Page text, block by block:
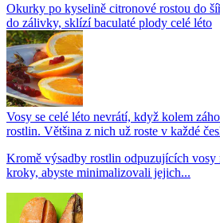
Okurky po kyselině citronové rostou do
do zálivky, sklízí baculaté plody celé léto
Vosy se celé léto nevrátí, když kolem
rostlin. Většina z nich už roste v každé
Kromě výsadby rostlin odpuzujících vosy
kroky, abyste minimalizovali jejich...